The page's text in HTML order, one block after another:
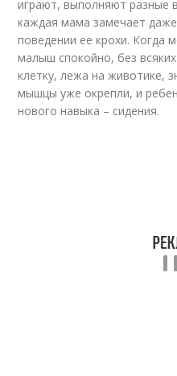
играют, выполняют разные
каждая мама замечает
поведении ее крохи. Когда
малыш спокойно, без
клетку, лежа на животике,
мышцы уже окрепли, и
нового навыка – сидения.